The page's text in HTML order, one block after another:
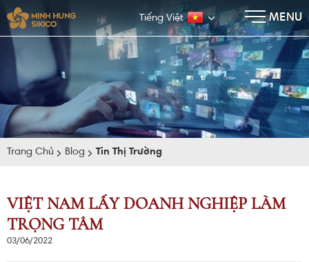
Tiếng Việt MENU
×
E-BROCHURE
Trang Chủ Blog Tin Thị Trường
VIỆT NAM LẤY DOANH NGHIỆP LÀM
TRỌNG TÂM
03/06/2022